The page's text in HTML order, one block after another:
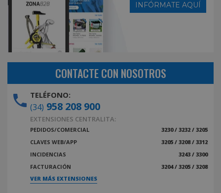
INFÓRMATE AQUÍ
CONTACTE CON NOSOTROS
TELÉFONO:
(34) 958 208 900
EXTENSIONES CENTRALITA:
PEDIDOS/COMERCIAL
3230 / 3232 / 3205
CLAVES WEB/APP
3205 / 3208 / 3312
INCIDENCIAS
3243 / 3300
FACTURACIÓN
3204 / 3205 / 3208
VER MÁS EXTENSIONES